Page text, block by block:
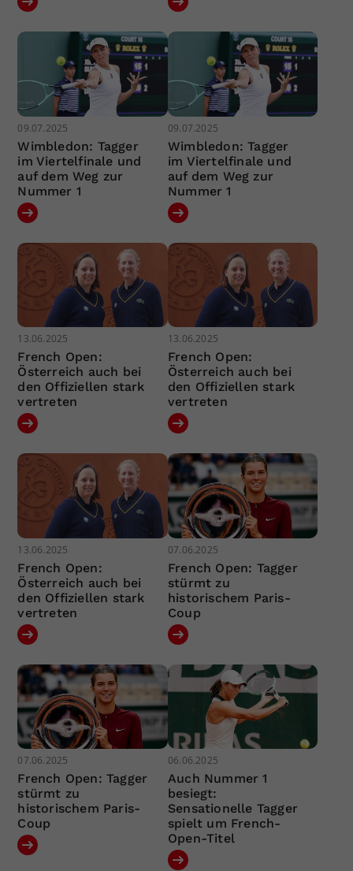
09.07.2025
Wimbledon: Tagger
im Viertelfinale und
auf dem Weg zur
Nummer 1
09.07.2025
Wimbledon: Tagger
im Viertelfinale und
auf dem Weg zur
Nummer 1
13.06.2025
French Open:
Österreich auch bei
den Offiziellen stark
vertreten
13.06.2025
French Open:
Österreich auch bei
den Offiziellen stark
vertreten
13.06.2025
French Open:
Österreich auch bei
den Offiziellen stark
vertreten
07.06.2025
French Open: Tagger
stürmt zu
historischem Paris-
Coup
07.06.2025
French Open: Tagger
stürmt zu
historischem Paris-
Coup
06.06.2025
Auch Nummer 1
besiegt:
Sensationelle Tagger
spielt um French-
Open-Titel